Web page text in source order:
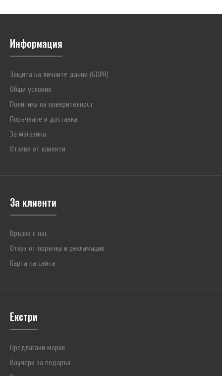
Информация
Защита на личните данни (GDPR)
Общи условия
Политика на поверителност
Поръчване и доставка
За магазина
Отзиви от клиенти
За клиенти
Връзка с нас
Отказ от поръчка и рекламации
Карта на сайта
Екстри
Предлагани марки
Ваучери за подарък